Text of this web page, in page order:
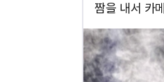
짬을 내서 카